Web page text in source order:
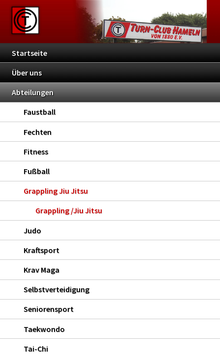
Startseite
Über uns
Abteilungen
Faustball
Fechten
Fitness
Fußball
Grappling Jiu Jitsu
Grappling /Jiu Jitsu
Judo
Kraftsport
Krav Maga
Selbstverteidigung
Seniorensport
Taekwondo
Tai-Chi